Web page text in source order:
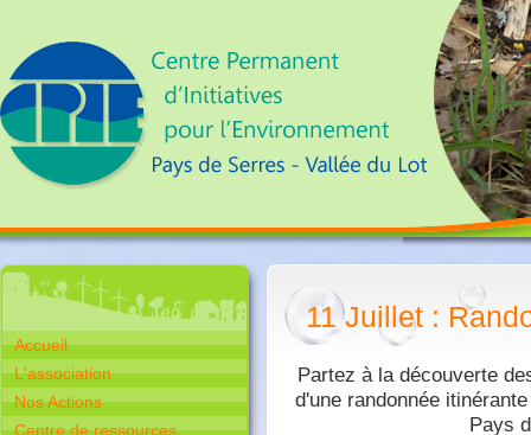
Accueil
L'association
Nos Actions
Centre de ressources
11 Juillet :
Partez à la découverte
d'une randonnée
Pays